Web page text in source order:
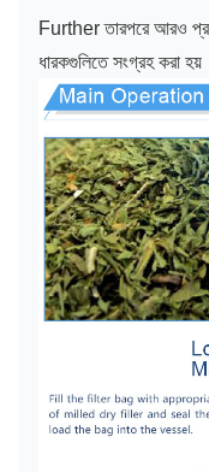
Further তারপরে আরও
ধারকগুলিতে সংগ্রহ করা হয়